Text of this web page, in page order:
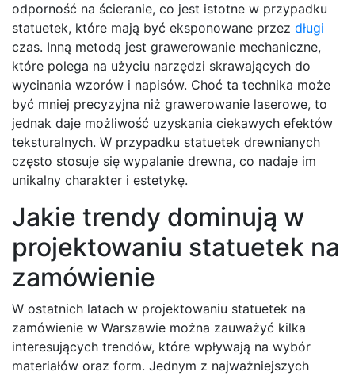
odporność na ścieranie, co jest istotne w przypadku
statuetek, które mają być eksponowane przez długi
czas. Inną metodą jest grawerowanie mechaniczne,
które polega na użyciu narzędzi skrawających do
wycinania wzorów i napisów. Choć ta technika może
być mniej precyzyjna niż grawerowanie laserowe, to
jednak daje możliwość uzyskania ciekawych efektów
teksturalnych. W przypadku statuetek drewnianych
często stosuje się wypalanie drewna, co nadaje im
unikalny charakter i estetykę.
Jakie trendy dominują w
projektowaniu statuetek na
zamówienie
W ostatnich latach w projektowaniu statuetek na
zamówienie w Warszawie można zauważyć kilka
interesujących trendów, które wpływają na wybór
materiałów oraz form. Jednym z najważniejszych